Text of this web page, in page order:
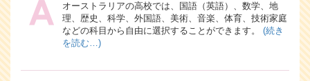
オーストラリアの高校では、国語（英語）、数学、地
理、歴史、科学、外国語、美術、音楽、体育、技術家庭
などの科目から自由に選択することができます。 (続き
を読む…)